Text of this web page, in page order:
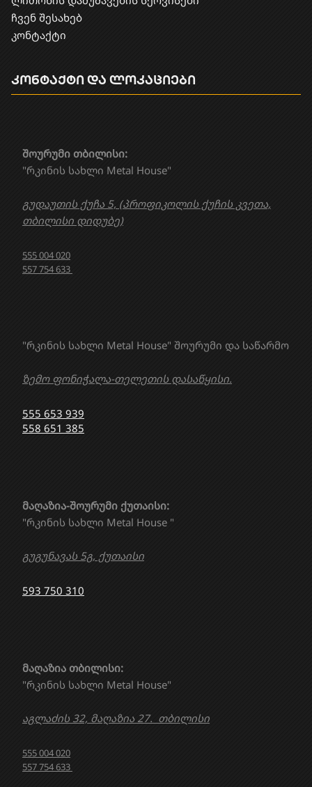
ჩვენ შესახებ
კონტაქტი
"რკინის სახლი Metal House" შოურუმი და საწარმო
ზემო ფონიჭალა-თელეთის დასაწყისი.
555 653 939
558 651 385
მაღაზია თბილისი:
"რკინის სახლი Metal House"
აგლაძის 32, მაღაზია 27. თბილისი
555 004 020
557 754 633
მაღაზია-შოურუმი ქუთაისი:
"რკინის სახლი Metal House "
გუგუნავას 5გ, ქუთაისი
593 750 310
შოურუმი თბილისი:
"რკინის სახლი Metal House"
გუდაუთის ქუჩა 5, (პროფიკოლის ქუჩის კვეთა,
თბილისი დიდუბე)
555 004 020
557 754 633
კონტაქტი და ლოკაციები